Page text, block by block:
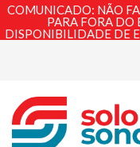
COMUNICADO: NÃO
PARA FORA DO
DISPONIBILIDADE DE